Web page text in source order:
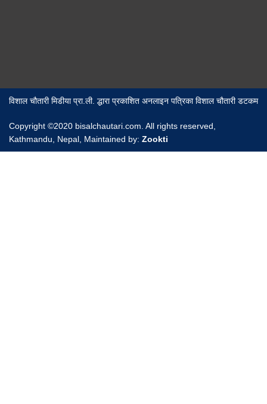
विशाल चौतारी मिडीया प्रा.ली. द्धारा प्रकाशित अनलाइन पत्रिका विशाल चौतारी डटकम
Copyright ©2020 bisalchautari.com. All rights reserved,
Kathmandu, Nepal, Maintained by: Zookti